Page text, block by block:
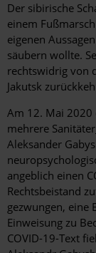
Der sibirische
einem
eigenen
säubern wollte.
rechtswidrig von
Jakutsk
Am 12. Mai 2020
mehrere
Aleksander
angeblich einen
Rechtsbeistand
gezwungen, eine
Einweisung zu
COVID-19-Text